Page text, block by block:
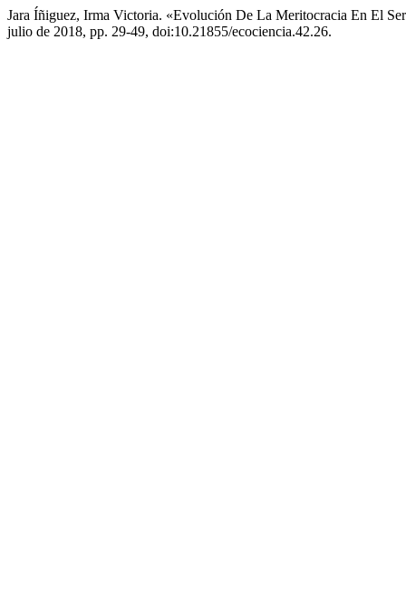
Jara Íñiguez, Irma Victoria. «Evolución De La Meritocracia En El
julio de 2018, pp. 29-49, doi:10.21855/ecociencia.42.26.